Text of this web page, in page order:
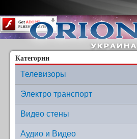
Content on this page requires a newer
Категории
Телевизоры
Электро транспорт
Видео стены
Аудио и Видео